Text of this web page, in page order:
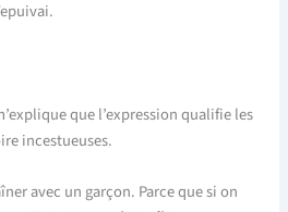
que l’expression qualifie les
incestueuses.
avec un garçon. Parce que si on